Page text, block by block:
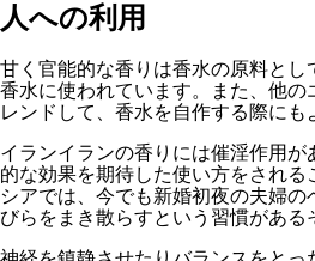
人への利用
甘く官能的な香りは香水の原料と
香水に使われています。また、他
レンドして、香水を自作する際にも
イランイランの香りには催淫作用
的な効果を期待した使い方をされ
シアでは、今でも新婚初夜の夫婦
びらをまき散らすという習慣がある